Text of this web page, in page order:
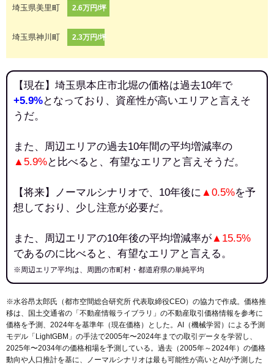
埼玉県美里町 2.6万円/坪
埼玉県神川町 2.3万円/坪
【現在】埼玉県本庄市北堀の価格は過去10年で
+5.9%となっており、資産性が高いエリアと言えそ
うだ。
また、周辺エリアの過去10年間の平均増減率の
▲5.9%と比べると、有望なエリアと言えそうだ。
【将来】ノーマルシナリオで、10年後に ▲0.5%を予
想しており、少し注意が必要だ。
また、周辺エリアの10年後の平均増減率が▲15.5%
であるのに比べると、有望なエリアと言える。
※周辺エリア平均は、周囲の市町村・都道府県の単純平均
※水谷昂太郎氏（都市空間総合研究所 代表取締役CEO）の協力で作成。価格推
移は、国土交通省の「 不動産情報ライブラリ 」の不動産取引価格情報を参考に
価格を予測、2024年を基準年（現在価格）とした。AI（機械学習）による予測
モデル「LightGBM」の手法で2005年〜2024年までの取引データを学習し、
2025年〜2034年の価格相場を予測している。過去（2005年～2024年）の価格
動向や人口推計を基に、ノーマルシナリオは最も可能性が高いとAIが予測した